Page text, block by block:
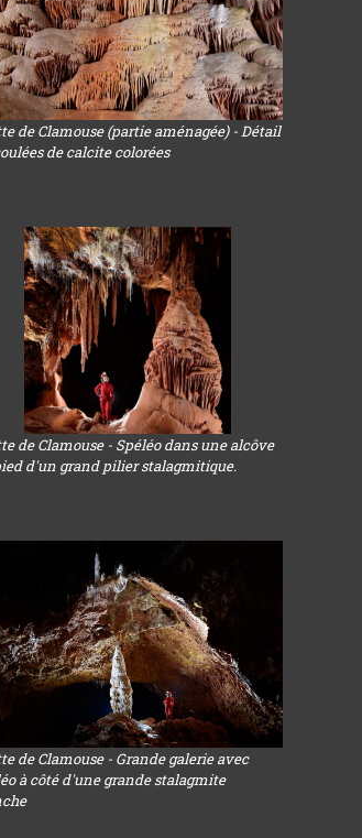
de Clamouse (partie aménagée) - Détail
de calcite colorées
de Clamouse - Spéléo dans une alcôve
d'un grand pilier stalagmitique.
de Clamouse - Grande galerie avec
à côté d'une grande stalagmite